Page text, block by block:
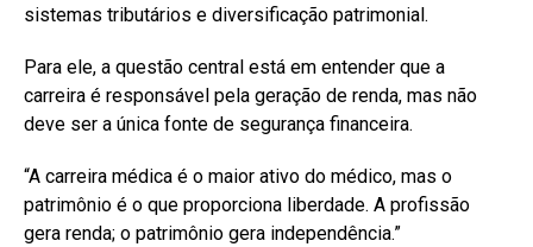
sistemas tributários e diversificação patrimonial.
Para ele, a questão central está em entender que a
carreira é responsável pela geração de renda, mas não
deve ser a única fonte de segurança financeira.
“A carreira médica é o maior ativo do médico, mas o
patrimônio é o que proporciona liberdade. A profissão
gera renda; o patrimônio gera independência.”